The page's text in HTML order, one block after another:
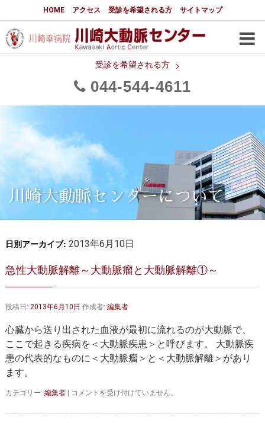
HOME アクセス 受診を希望される方 サイトマップ
受診を希望される方
044 544 4611
大動脈センターについて
はじめに 大動脈センターについて
メディアでの紹介
都道府県別患者マップ 都道府県別紹介病院
大動脈瘤について 基本編
3分でわかる大動脈瘤・大動脈
大動脈瘤
大動脈解離（解離性大動脈瘤）
胸部大動脈瘤の治療
腹部大動脈瘤の治療
大動脈弁・大動脈基部の治療 ステントグラフトによる治療
胸部大動脈瘤 胸腹部大動脈瘤
腹部大動脈瘤
川崎大動脈センターについて
日別アーカイブ: 2013年6月10日
急性大動脈解離～大動脈瘤と大動脈解離①～
投稿日: 2013年6月10日 作成者: 編集者
心臓から送り出された血液が最初に流れるのが大動脈で、
ここで起きる疾病を＜大動脈疾患＞と呼びます。 大動脈疾
患の代表的なものに＜大動脈瘤＞と＜大動脈解離＞があり
ます。
カテゴリー: 編集者
急
大
コメントを受け付けていません。